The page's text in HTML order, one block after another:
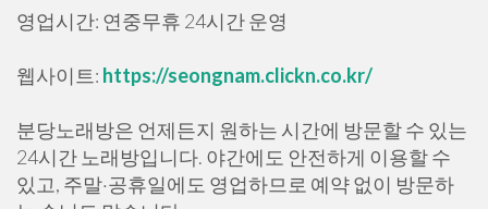
영업시간: 연중무휴 24시간 운영
웹사이트: https://seongnam.clickn.co.kr/
분당노래방은 언제든지 원하는 시간에 방문할 수 있는
24시간 노래방입니다. 야간에도 안전하게 이용할 수
있고, 주말·공휴일에도 영업하므로 예약 없이 방문하